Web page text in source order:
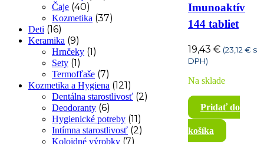
Čaje (40)
Kozmetika (37)
Deti (16)
Keramika (9)
Hrnčeky (1)
Sety (1)
Termofľaše (7)
Kozmetika a Hygiena (121)
Dentálna starostlivosť (2)
Deodoranty (6)
Hygienické potreby (11)
Intímna starostlivosť (2)
Koloidné výrobky (7)
Imunoaktív
144 tabliet
19,43 € (23,12 € s
DPH)
Na sklade
Pridať do
košíka